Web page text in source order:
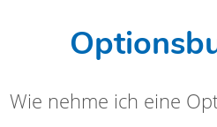
Wie nehme ich eine